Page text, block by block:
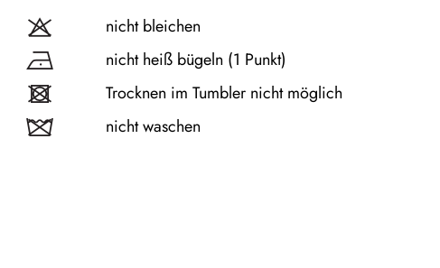
nicht bleichen
nicht heiß bügeln (1 Punkt)
Trocknen im Tumbler nicht möglich
nicht waschen